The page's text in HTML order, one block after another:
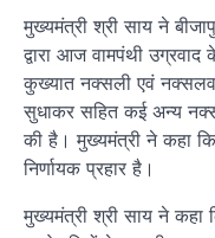
मुख्यमंत्री श्री साय ने
द्वारा आज वामपंथी
कुख्यात नक्सली एवं
सुधाकर सहित कई अन्य
की है। मुख्यमंत्री ने कहा
निर्णायक प्रहार है।
मुख्यमंत्री श्री साय ने